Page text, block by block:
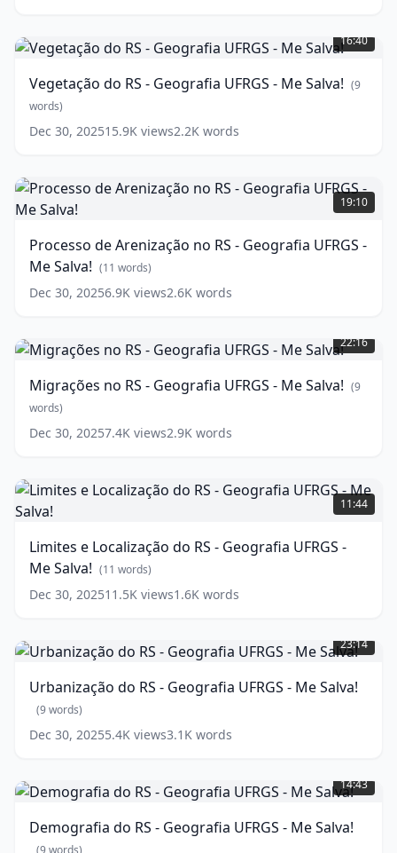
Salva!
( 10
do
RS
Geografia
UFRGS
Me
words)
16:40
Vegetação do RS - Geografia UFRGS - Me Salva! (9
words)
Dec 30, 202515.9K views2.2K words
Processo
de
Arenização
RS
Geografia
UFRGS
Me
Salva!
words)
19:10
Processo de Arenização no RS - Geografia UFRGS -
Me Salva! (11 words)
Dec 30, 20256.9K views2.6K words
no
RS
Geografia
UFRGS
Me
words)
22:16
Migrações no RS - Geografia UFRGS - Me Salva! (9
words)
Dec 30, 20257.4K views2.9K words
Limites
e
Localização
RS
Geografia
UFRGS
Me
Salva!
words)
11:44
Limites e Localização do RS - Geografia UFRGS -
Me Salva! (11 words)
Dec 30, 202511.5K views1.6K words
do
RS
Geografia
UFRGS
Me
words)
23:14
Urbanização do RS - Geografia UFRGS - Me Salva!
(9words)
Dec 30, 20255.4K views3.1K words
do
RS
Geografia
14:43
Demografia do RS - Geografia UFRGS - Me Salva!
(9words)